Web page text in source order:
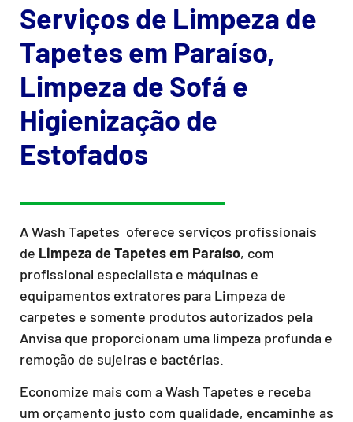
Serviços de Limpeza de
Tapetes em Paraíso,
Limpeza de Sofá e
Higienização de
Estofados
A Wash Tapetes oferece serviços profissionais
de Limpeza de Tapetesem Paraíso, com
profissional especialista e máquinas e
equipamentos extratores para Limpeza de
carpetes e somente produtos autorizados pela
Anvisa que proporcionam uma limpeza profunda e
remoção de sujeiras e bactérias.
Economize mais com a Wash Tapetes e receba
um orçamento justo com qualidade, encaminhe as